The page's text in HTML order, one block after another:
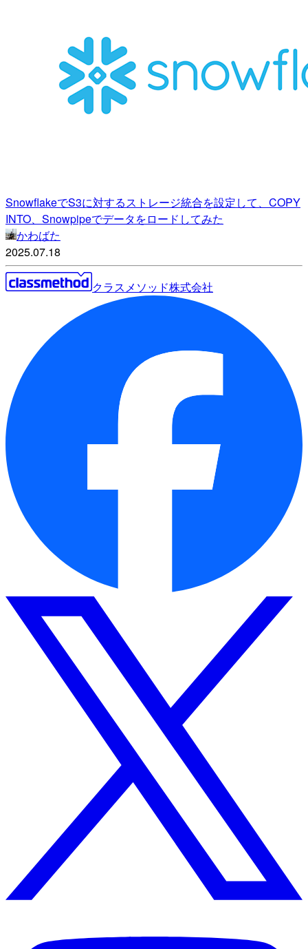
SnowflakeでS3に対するストレージ統合を設定して、COPY
INTO、Snowpipeでデータをロードしてみた
かわばた
2025.07.18
クラスメソッド株式会社